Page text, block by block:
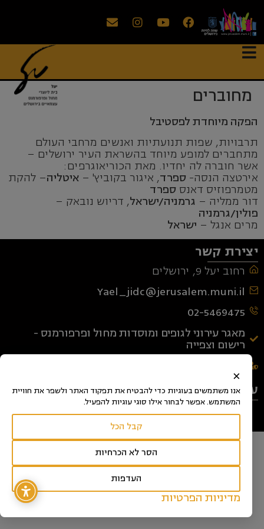
מחוברים
הפקה מיוחדת לפסטיבל
תרבויות, שפות תנועתיות ואנשים מרחבי העולם
מתחברים למופע מיוחד בהשראת העיר ירושלים –
אשר חוברה לה יחדיו. מאת הכוריאוגרפים:
אירטצה הנסה- ספרד, איגור בקוביץ' – איטליה– להקת
מטמרפוזיס דאנס ספרד
דור ממליה – גרמניה/ישראל, דריוש נובאק –
פולין/גרמניה
מרים אנגל – ישראל
יצירת קשר
רחוב יעל 9, ירושלים
Yael_jidc@jerusalem.muni.il
02-5469475
מאגר עירוני לגופים ומוסדות מחול ופרפורמנס -
רישום וצפייה
עקבו אחרינו
×
אנו משתמשים בעוגיות כדי להבטיח את תפקוד האתר ולשפר את חוויית
המשתמש. אפשר לבחור אילו סוגי עוגיות להפעיל.
קבל הכל
הסר לא הכרחיות
העדפות
מדיניות הפרטיות